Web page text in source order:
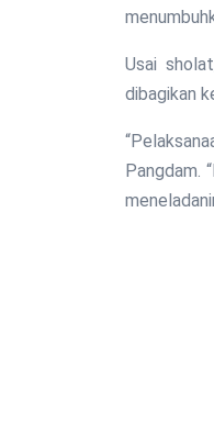
Usai
dibagikan
Pangdam.